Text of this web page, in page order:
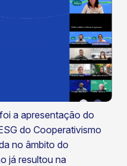
a apresentação do
do Cooperativismo
no âmbito do
já resultou na